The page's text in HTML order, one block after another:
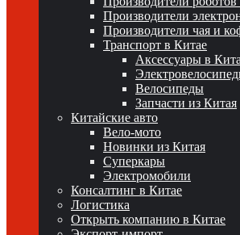
Производители
Производители чая и
Транспорт в Китае
Аксессуары в
Велосипеды
Запчасти из Китая
Китайские авто
Вело-мото
Новинки из Китая
Суперкары
Электромобили
Консалтинг в Китае
Логистика
Открыть компанию в Китае